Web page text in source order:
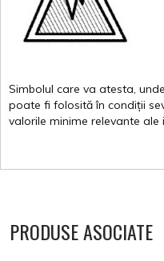
Simbolul care va atesta, unde
poate fi folosită în condiții
valorile minime relevante ale
PRODUSE ASOCIATE